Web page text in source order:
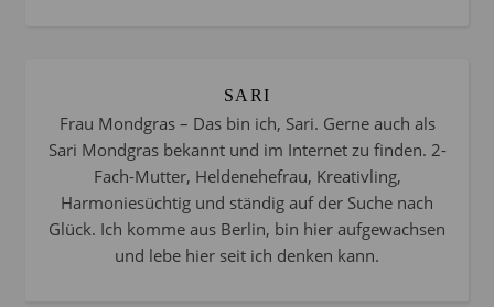
SARI
Frau Mondgras – Das bin ich, Sari. Gerne auch als
Sari Mondgras bekannt und im Internet zu finden. 2-
Fach-Mutter, Heldenehefrau, Kreativling,
Harmoniesüchtig und ständig auf der Suche nach
Glück. Ich komme aus Berlin, bin hier aufgewachsen
und lebe hier seit ich denken kann.